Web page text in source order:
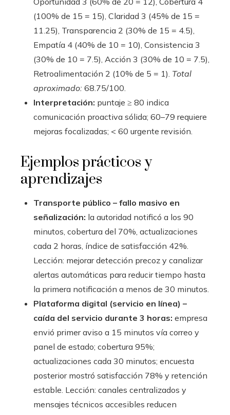
(100% de 15 = 15), Claridad 3 (45% de 15 =
11.25), Transparencia 2 (30% de 15 = 4.5),
Empatía 4 (40% de 10 = 10), Consistencia 3
(30% de 10 = 7.5), Acción 3 (30% de 10 = 7.5),
Retroalimentación 2 (10% de 5 = 1). Total
aproximado: 68.75/100.
Interpretación: puntaje ≥ 80 indica
comunicación proactiva sólida; 60–79 requiere
mejoras focalizadas; < 60 urgente revisión.
Ejemplos prácticos y
aprendizajes
Transporte público – fallo masivo en
señalización: la autoridad notificó a los 90
minutos, cobertura del 70%, actualizaciones
cada 2 horas, índice de satisfacción 42%.
Lección: mejorar detección precoz y canalizar
alertas automáticas para reducir tiempo hasta
la primera notificación a menos de 30 minutos.
Plataforma digital (servicio en línea) –
caída del servicio durante 3 horas: empresa
envió primer aviso a 15 minutos vía correo y
panel de estado; cobertura 95%;
actualizaciones cada 30 minutos; encuesta
posterior mostró satisfacción 78% y retención
estable. Lección: canales centralizados y
mensajes técnicos accesibles reducen